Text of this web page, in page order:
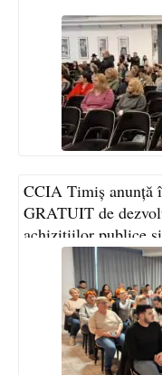
CCIA Timiș anunță
GRATUIT de
achizițiilor publice
SICAP/SEAP